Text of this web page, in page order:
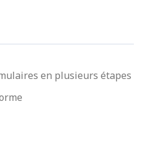
en plusieurs étapes